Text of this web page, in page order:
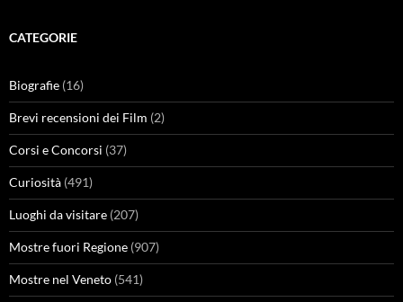
CATEGORIE
Biografie (16)
Brevi recensioni dei Film (2)
Corsi e Concorsi (37)
Curiosità (491)
Luoghi da visitare (207)
Mostre fuori Regione (907)
Mostre nel Veneto (541)